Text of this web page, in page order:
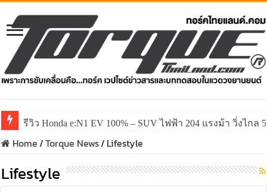
รีวิว Honda e:N1 EV 100% – SUV ไฟฟ้า 204 แรงม้า วิ่งไกล
รีวิว ลองขับ All New GWM HAVAL H6 ปรับโฉมหน้าใหม่
Home/Torque News/ Lifestyle
Lifestyle